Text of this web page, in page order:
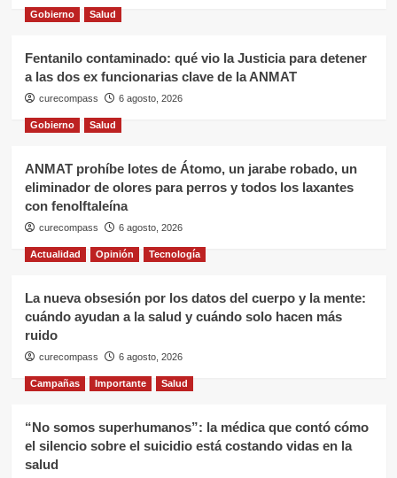
Gobierno Salud
Fentanilo contaminado: qué vio la Justicia para detener
a las dos ex funcionarias clave de la ANMAT
curecompass 6 agosto, 2026
Gobierno Salud
ANMAT prohíbe lotes de Átomo, un jarabe robado, un
eliminador de olores para perros y todos los laxantes
con fenolftaleína
curecompass 6 agosto, 2026
Actualidad Opinión Tecnología
La nueva obsesión por los datos del cuerpo y la mente:
cuándo ayudan a la salud y cuándo solo hacen más
ruido
curecompass 6 agosto, 2026
Campañas Importante Salud
“No somos superhumanos”: la médica que contó cómo
el silencio sobre el suicidio está costando vidas en la
salud